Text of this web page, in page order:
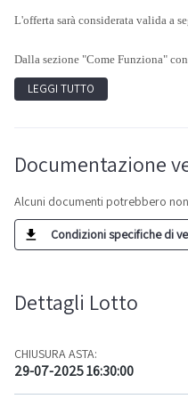
L'offerta sarà considerata valida a
Dalla sezione "Come Funziona"
LEGGI TUTTO
Documentazione
Alcuni documenti potrebbero
Condizioni specifiche di
Dettagli Lotto
CHIUSURA ASTA:
29-07-2025 16:30:00